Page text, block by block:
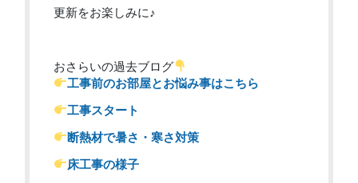
更新をお楽しみに♪
おさらいの過去ブログ
工事前のお部屋とお悩み事はこちら
工事スタート
断熱材で暑さ・寒さ対策
床工事の様子